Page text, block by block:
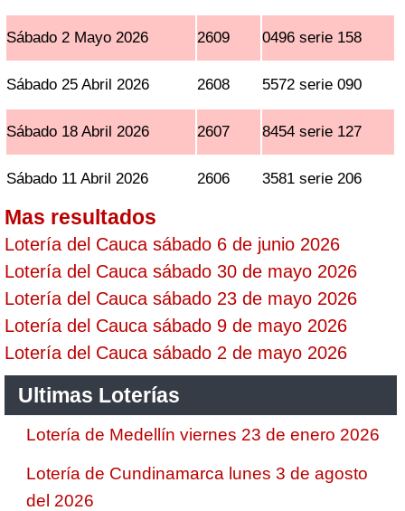
Sábado 2 Mayo 2026 2609 0496 serie 158
Sábado 25 Abril 2026 2608 5572 serie 090
Sábado 18 Abril 2026 2607 8454 serie 127
Sábado 11 Abril 2026 2606 3581 serie 206
Mas resultados
Lotería del Cauca sábado 6 de junio 2026
Lotería del Cauca sábado 30 de mayo 2026
Lotería del Cauca sábado 23 de mayo 2026
Lotería del Cauca sábado 9 de mayo 2026
Lotería del Cauca sábado 2 de mayo 2026
Ultimas Loterías
Lotería de Medellín viernes 23 de enero 2026
Lotería de Cundinamarca lunes 3 de agosto
del 2026